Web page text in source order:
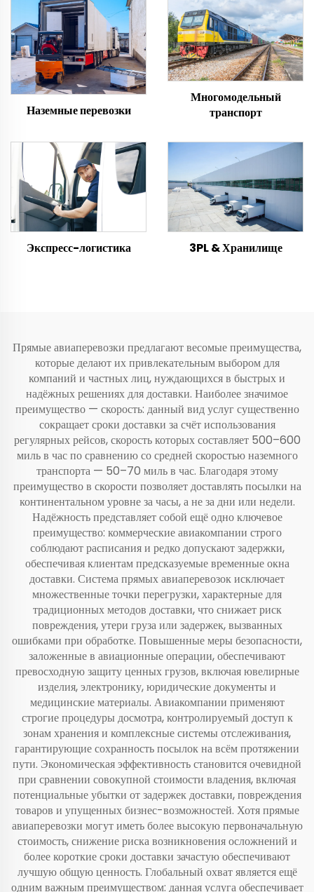
Наземные перевозки
Многомодельный
транспорт
Экспресс-логистика 3PL & Хранилище
Прямые авиаперевозки предлагают весомые преимущества,
которые делают их привлекательным выбором для
компаний и частных лиц, нуждающихся в быстрых и
надёжных решениях для доставки. Наиболее значимое
преимущество — скорость: данный вид услуг существенно
сокращает сроки доставки за счёт использования
регулярных рейсов, скорость которых составляет 500–600
миль в час по сравнению со средней скоростью наземного
транспорта — 50–70 миль в час. Благодаря этому
преимущество в скорости позволяет доставлять посылки на
континентальном уровне за часы, а не за дни или недели.
Надёжность представляет собой ещё одно ключевое
преимущество: коммерческие авиакомпании строго
соблюдают расписания и редко допускают задержки,
обеспечивая клиентам предсказуемые временные окна
доставки. Система прямых авиаперевозок исключает
множественные точки перегрузки, характерные для
традиционных методов доставки, что снижает риск
повреждения, утери груза или задержек, вызванных
ошибками при обработке. Повышенные меры безопасности,
заложенные в авиационные операции, обеспечивают
превосходную защиту ценных грузов, включая ювелирные
изделия, электронику, юридические документы и
медицинские материалы. Авиакомпании применяют
строгие процедуры досмотра, контролируемый доступ к
зонам хранения и комплексные системы отслеживания,
гарантирующие сохранность посылок на всём протяжении
пути. Экономическая эффективность становится очевидной
при сравнении совокупной стоимости владения, включая
потенциальные убытки от задержек доставки, повреждения
товаров и упущенных бизнес-возможностей. Хотя прямые
авиаперевозки могут иметь более высокую первоначальную
стоимость, снижение риска возникновения осложнений и
более короткие сроки доставки зачастую обеспечивают
лучшую общую ценность. Глобальный охват является ещё
одним важным преимуществом: данная услуга обеспечивает